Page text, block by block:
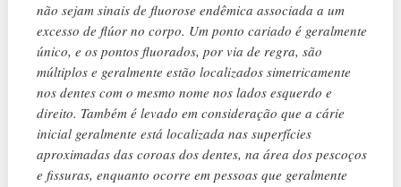
não sejam sinais de fluorose endêmica associada a um
excesso de flúor no corpo. Um ponto cariado é geralmente
único, e os pontos fluorados, por via de regra, são
múltiplos e geralmente estão localizados simetricamente
nos dentes com o mesmo nome nos lados esquerdo e
direito. Também é levado em consideração que a cárie
inicial geralmente está localizada nas superfícies
aproximadas das coroas dos dentes, na área dos pescoços
e fissuras, enquanto ocorre em pessoas que geralmente